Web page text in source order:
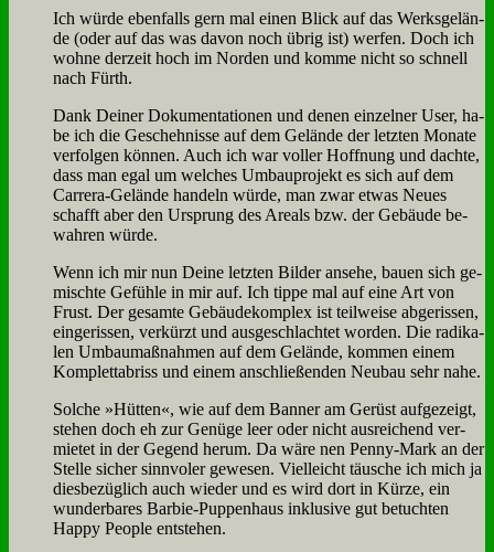
Ich wür­de eben­falls gern mal ei­nen Blick auf das Werks­ge­län­
de (oder auf das was da­von noch üb­rig ist) wer­fen. Doch ich
woh­ne der­zeit hoch im Nor­den und kom­me nicht so schnell
nach Fürth.
Dank Dei­ner Do­ku­men­ta­tio­nen und de­nen ein­zel­ner User, ha­
be ich die Ge­scheh­nis­se auf dem Ge­län­de der letz­ten Mo­na­te
ver­fol­gen kön­nen. Auch ich war vol­ler Hoff­nung und dach­te,
dass man egal um wel­ches Um­bau­pro­jekt es sich auf dem
Car­rera-Ge­län­de han­deln wür­de, man zwar et­was Neu­es
schafft aber den Ur­sprung des Are­als bzw. der Ge­bäu­de be­
wah­ren wür­de.
Wenn ich mir nun Dei­ne letz­ten Bil­der an­se­he, bau­en sich ge­
misch­te Ge­füh­le in mir auf. Ich tip­pe mal auf ei­ne Art von
Frust. Der ge­sam­te Ge­bäu­de­kom­plex ist teil­wei­se ab­ge­ris­sen,
ein­ge­ris­sen, ver­kürzt und aus­ge­schlach­tet wor­den. Die ra­di­ka­
len Um­bau­maß­nah­men auf dem Ge­län­de, kom­men ei­nem
Kom­plett­ab­riss und ei­nem an­schlie­ßen­den Neu­bau sehr na­he.
Sol­che »Hüt­ten«, wie auf dem Ban­ner am Ge­rüst auf­ge­zeigt,
ste­hen doch eh zur Ge­nü­ge leer oder nicht aus­rei­chend ver­
mie­tet in der Ge­gend her­um. Da wä­re nen Pen­ny-Mark an der
Stel­le si­cher sinn­vo­ler ge­we­sen. Viel­leicht täu­sche ich mich ja
dies­be­züg­lich auch wie­der und es wird dort in Kür­ze, ein
wun­der­ba­res Bar­bie-Pup­pen­haus in­klu­si­ve gut be­tuch­ten
Hap­py Peo­p­le ent­ste­hen.